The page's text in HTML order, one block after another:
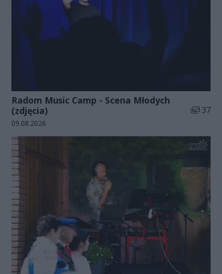
Radom Music Camp - Scena Młodych
(zdjęcia)
Liczba
37
Data dodania galerii:
09.08.2026